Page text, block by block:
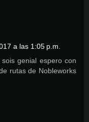
a las 1:05 p.m.
genial espero con
rutas de Nobleworks